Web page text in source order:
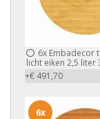
6x Embadecor
licht eiken 2,5 liter
+€ 491,70
6x